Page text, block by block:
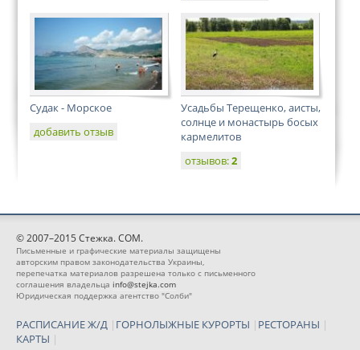
Судак - Морское
добавить отзыв
Усадьбы Терещенко, аисты,
солнце и монастырь босых
кармелитов
отзывов:2
© 2007–2015 Стежка. COM.
Письменные и графические материалы защищены
авторским правом законодательства Украины,
перепечатка материалов разрешена только с письменного
соглашения владельца info@stejka.com
Юридическая поддержка агентство "Солби"
РАСПИСАНИЕ Ж/Д | ГОРНОЛЫЖНЫЕ КУРОРТЫ | РЕСТОРАНЫ |
КАРТЫ |